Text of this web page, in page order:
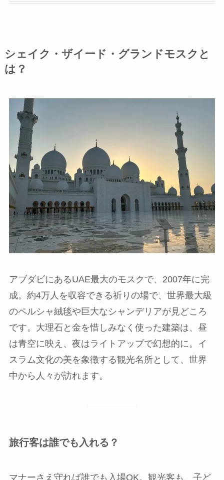
シェイク・ザイード・グランドモスクと
は？
アブダビにあるUAE最大のモスクで、2007年に完
成。約4万人を収容できる祈りの場で、世界最大級
のペルシャ絨毯や巨大なシャンデリアが見どころ
です。大理石と金を惜しみなく使った建築は、昼
は青空に映え、夜はライトアップで幻想的に。イ
スラム文化の美を象徴する観光名所として、世界
中から人々が訪れます。
旅行客は誰でも入れる？
マナーさえ守れば誰でも入場OK。観光客も、子ど